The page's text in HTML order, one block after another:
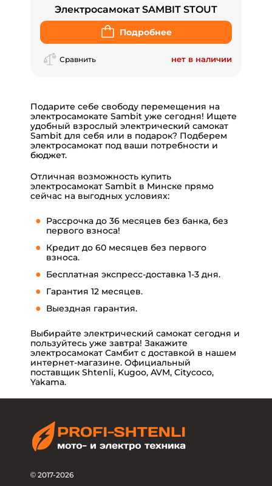
Электросамокат SAMBIT STOUT
Подробнее
Сравнить нет в наличии
Подарите себе свободу перемещения на
электросамокате Sambit уже сегодня! Ищете
удобный взрослый электрический самокат
Sambit для себя или в подарок? Подберем
электросамокат под ваши потребности и
бюджет.
Отличная возможность купить
электросамокат Sambit в Минске прямо
сейчас на выгодных условиях:
Рассрочка до 36 месяцев без банка, без
первого взноса!
Кредит до 60 месяцев без первого
взноса.
Бесплатная экспресс-доставка 1-3 дня.
Гарантия 12 месяцев.
Выездная гарантия.
Выбирайте электрический самокат сегодня и
пользуйтесь уже завтра! Закажите
электросамокат Самбит с доставкой в нашем
интернет-магазине. Официальный
поставщик Shtenli, Kugoo, AVM, Citycoco,
Yakama.
© 2017-2026